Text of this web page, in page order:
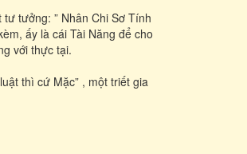
tưởng: ” Nhân Chi Sơ Tính
ấy là cái Tài Năng để cho
với thực tại.
thì cứ Mặc” , một triết gia